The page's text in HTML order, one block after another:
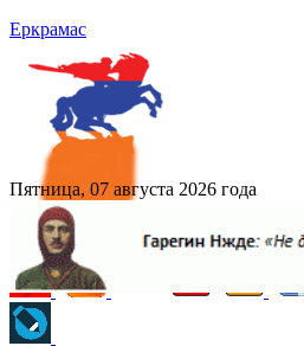
Еркрамас
Пятница, 07 августа 2026 года